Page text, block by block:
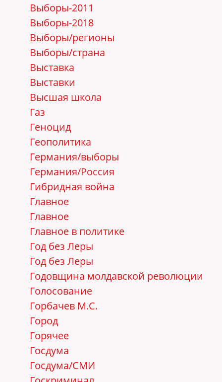
Выборы-2011
Выборы-2018
Выборы/регионы
Выборы/страна
Выставка
Выставки
Высшая школа
Газ
Геноцид
Геополитика
Германия/выборы
Германия/Россия
Гибридная война
Главное
Главное
Главное в политике
Год без Леры
Год без Леры
Годовщина молдавской революции
Голосование
Горбачев М.С.
Город
Горячее
Госдума
Госдума/СМИ